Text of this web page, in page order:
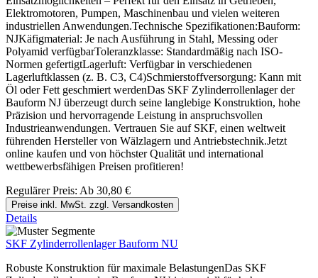
Elektromotoren, Pumpen, Maschinenbau und vielen weiteren
industriellen Anwendungen.Technische Spezifikationen:Bauform:
NJKäfigmaterial: Je nach Ausführung in Stahl, Messing oder
Polyamid verfügbarToleranzklasse: Standardmäßig nach ISO-
Normen gefertigtLagerluft: Verfügbar in verschiedenen
Lagerluftklassen (z. B. C3, C4)Schmierstoffversorgung: Kann mit
Öl oder Fett geschmiert werdenDas SKF Zylinderrollenlager der
Bauform NJ überzeugt durch seine langlebige Konstruktion, hohe
Präzision und hervorragende Leistung in anspruchsvollen
Industrieanwendungen. Vertrauen Sie auf SKF, einen weltweit
führenden Hersteller von Wälzlagern und Antriebstechnik.Jetzt
online kaufen und von höchster Qualität und international
wettbewerbsfähigen Preisen profitieren!
Regulärer Preis: Ab 30,80 €
Preise inkl. MwSt. zzgl. Versandkosten
Details
SKF Zylinderrollenlager Bauform NU
Robuste Konstruktion für maximale BelastungenDas SKF